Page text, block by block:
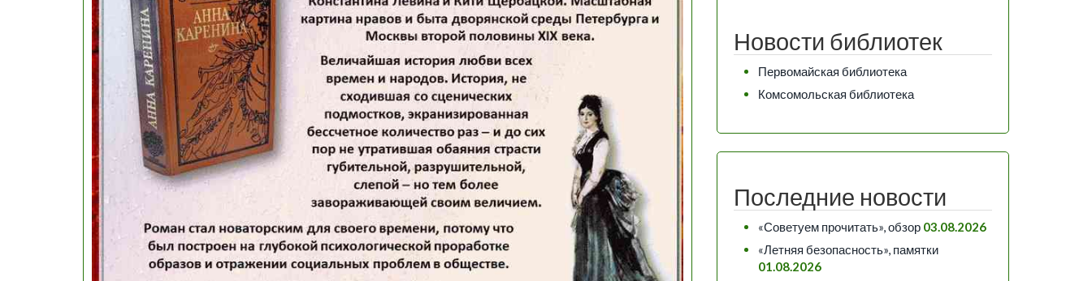
Новости библиотек
Первомайская библиотека
Комсомольская библиотека
Последние новости
«Советуем прочитать», обзор 03.08.2026
«Летняя безопасность», памятки
01.08.2026